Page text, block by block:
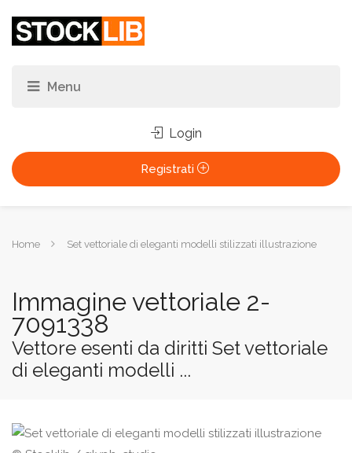
Login
Registrati
TuHome Set vettoriale di eleganti modelli stilizzati illustrazione
Immagine vettoriale 2-
7091338
Vettore esenti da diritti Set vettoriale
di eleganti modelli ...